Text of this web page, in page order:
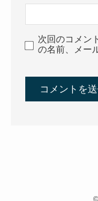
次回のコメン
の名前、メー
©